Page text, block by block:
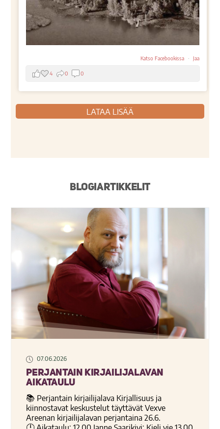
Katso Facebookissa · Jaa
4 0 0
LATAA LISÄÄ
Blogiartikkelit
07.06.2026
Perjantain kirjailijalavan
aikataulu
📚 Perjantain kirjailijalava Kirjallisuus ja
kiinnostavat keskustelut täyttävät Vexve
Areenan kirjailijalavan perjantaina 26.6.